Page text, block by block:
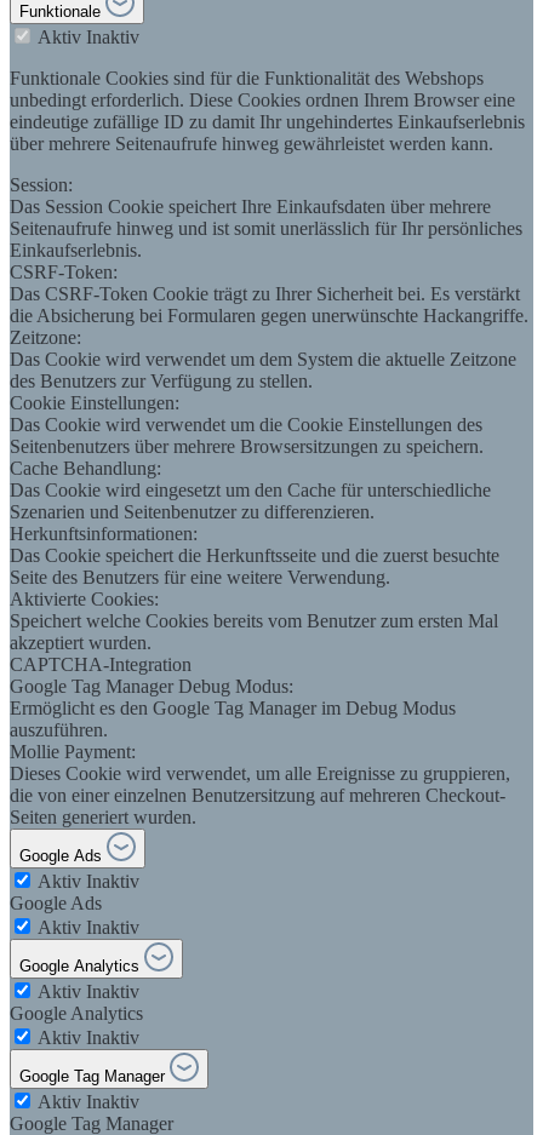
Funktionale
Aktiv Inaktiv
Funktionale Cookies sind für die Funktionalität des Webshops
unbedingt erforderlich. Diese Cookies ordnen Ihrem Browser eine
eindeutige zufällige ID zu damit Ihr ungehindertes Einkaufserlebnis
über mehrere Seitenaufrufe hinweg gewährleistet werden kann.
Session:
Das Session Cookie speichert Ihre Einkaufsdaten über mehrere
Seitenaufrufe hinweg und ist somit unerlässlich für Ihr persönliches
Einkaufserlebnis.
CSRF-Token:
Das CSRF-Token Cookie trägt zu Ihrer Sicherheit bei. Es verstärkt
die Absicherung bei Formularen gegen unerwünschte Hackangriffe.
Zeitzone:
Das Cookie wird verwendet um dem System die aktuelle Zeitzone
des Benutzers zur Verfügung zu stellen.
Cookie Einstellungen:
Das Cookie wird verwendet um die Cookie Einstellungen des
Seitenbenutzers über mehrere Browsersitzungen zu speichern.
Cache Behandlung:
Das Cookie wird eingesetzt um den Cache für unterschiedliche
Szenarien und Seitenbenutzer zu differenzieren.
Herkunftsinformationen:
Das Cookie speichert die Herkunftsseite und die zuerst besuchte
Seite des Benutzers für eine weitere Verwendung.
Aktivierte Cookies:
Speichert welche Cookies bereits vom Benutzer zum ersten Mal
akzeptiert wurden.
CAPTCHA-Integration
Google Tag Manager Debug Modus:
Ermöglicht es den Google Tag Manager im Debug Modus
auszuführen.
Mollie Payment:
Dieses Cookie wird verwendet, um alle Ereignisse zu gruppieren,
die von einer einzelnen Benutzersitzung auf mehreren Checkout-
Seiten generiert wurden.
Google Ads
Aktiv Inaktiv
Google Ads
Aktiv Inaktiv
Google Analytics
Aktiv Inaktiv
Google Analytics
Aktiv Inaktiv
Google Tag Manager
Aktiv Inaktiv
Google Tag Manager